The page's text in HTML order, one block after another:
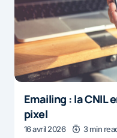
Emailing : la CNIL
pixel
16 avril 2026 3 min